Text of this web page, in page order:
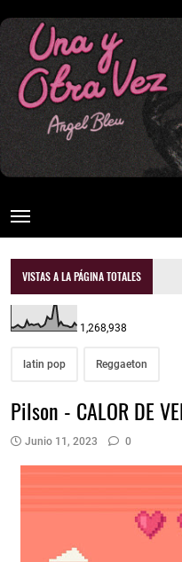
VISTAS A LA PÁGINA TOTALES
1,268,938
latin pop Reggaeton
Pilson - CALOR DE
Junio 11, 2023 0